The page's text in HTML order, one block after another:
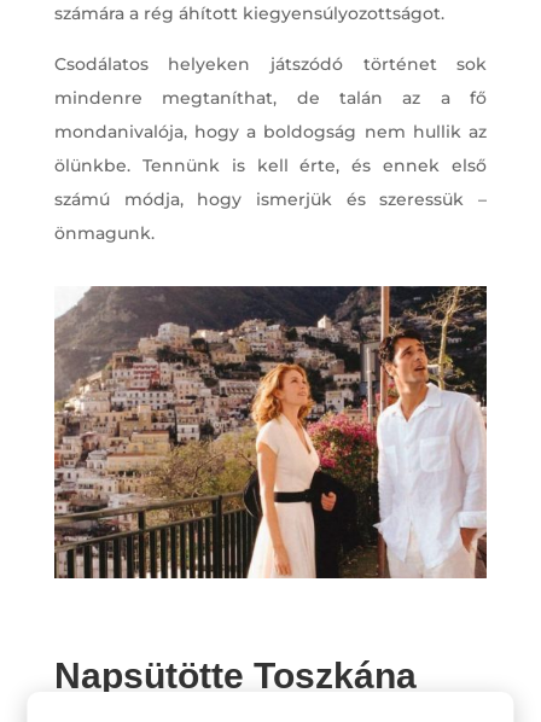
számára a rég áhított kiegyensúlyozottságot.
Csodálatos helyeken játszódó történet sok
mindenre megtaníthat, de talán az a fő
mondanivalója, hogy a boldogság nem hullik az
ölünkbe. Tennünk is kell érte, és ennek első
számú módja, hogy ismerjük és szeressük –
önmagunk.
Napsütötte Toszkána